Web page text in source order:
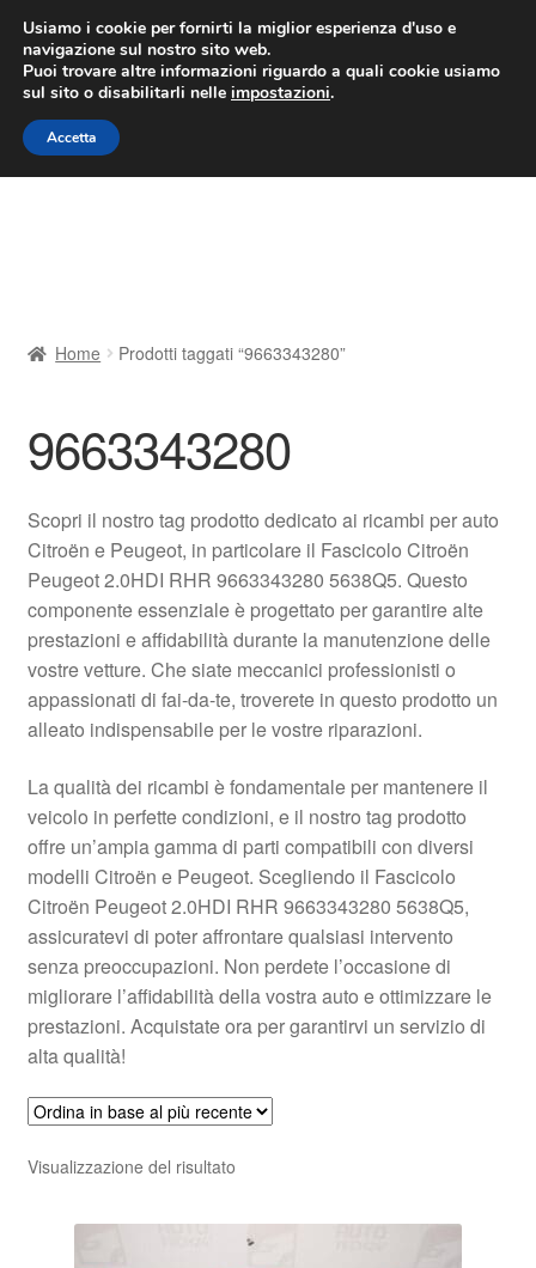
CONSEGNA da 7 EUR
Lun-Ven 9:00 - 16:00/800 580 290
Vai
alla
navigazione
Vai
al
contenuto
Contatto
Il mio account
Pagamenti
Politica sulla riservatezza
Procedura di Reclamo
Rimostranza
Spedizione in tutto il mondo
Termini e condizioni
Home Prodotti taggati “9663343280”
9663343280
Scopri il nostro tag prodotto dedicato ai ricambi per auto
Citroën e Peugeot, in particolare il Fascicolo Citroën
Peugeot 2.0HDI RHR 9663343280 5638Q5. Questo
componente essenziale è progettato per garantire alte
prestazioni e affidabilità durante la manutenzione delle
vostre vetture. Che siate meccanici professionisti o
appassionati di fai-da-te, troverete in questo prodotto un
alleato indispensabile per le vostre riparazioni.
La qualità dei ricambi è fondamentale per mantenere il
veicolo in perfette condizioni, e il nostro tag prodotto
offre un’ampia gamma di parti compatibili con diversi
modelli Citroën e Peugeot. Scegliendo il Fascicolo
Citroën Peugeot 2.0HDI RHR 9663343280 5638Q5,
assicuratevi di poter affrontare qualsiasi intervento
senza preoccupazioni. Non perdete l’occasione di
migliorare l’affidabilità della vostra auto e ottimizzare le
prestazioni. Acquistate ora per garantirvi un servizio di
alta qualità!
Visualizzazione del risultato
Usiamo i cookie per fornirti la miglior esperienza d'uso e
navigazione sul nostro sito web.
Puoi trovare altre informazioni riguardo a quali cookie usiamo
sul sito o disabilitarli nelle impostazioni.
Accetta